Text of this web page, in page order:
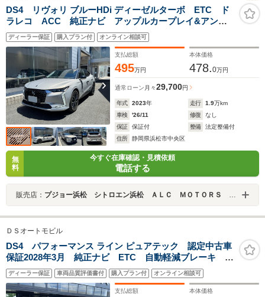
DS4 リヴォリ ブルーHDi ディーゼルターボ ETC ド
ラレコ ACC 純正ナビ アップルカープレイ&アンド
ロイドオート対応 LEDヘッドライト シートヒータ
ー ステアリングヒーター 19インチAW 電動リアゲー
ト
ディーラー保証 購入プラン付 オンライン相談可
支払総額
495万円
本体価格
478.0万円
通常ローン 月々29,700円
年式 2023年 走行 1.9万km
車検
'26/11 修復
なし
保証
保証付 整備
法定整備付
住所
静岡県浜松市中央区
無
料
今すぐ在庫確認・見積依頼
電話する
販売店： プジョー浜松 シトロエン浜松 ＡＬＣ ＭＯＴＯＲＳ ＧＲＯＵＰ
ＤＳオートモビル
DS4 パフォーマンス ライン ピュアテック 認定中古車
保証2028年3月 純正ナビ ETC 自動軽減ブレーキ
LEDヘッドライト 電動テールゲート バックカメラ
カープレイ&アンドロイドオート ACC
ディーラー保証 車両品質評価書付 購入プラン付 オンライン相談可
支払総額 本体価格